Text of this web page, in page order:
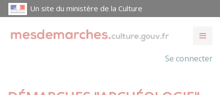
Un site du ministère de la Culture
Se connecter